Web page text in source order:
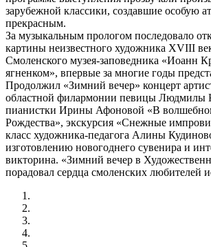
зарубежной классики, создавшие особую
прекрасным.
За музыкальным прологом последовало
картины неизвестного художника XVIII
Смоленского музея-заповедника «Иоанн
ягненком», впервые за многие годы
Продолжил «Зимний вечер» концерт
областной филармонии певицы Людмилы
пианистки Ирины Афоновой «В
Рождества», экскурсия «Снежные
класс художника-педагога Алины
изготовлению новогоднего сувенира и
викторина. «Зимний вечер в
порадовал сердца смоленских любителей